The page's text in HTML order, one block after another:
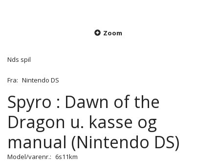
Zoom
Nds spil
Fra: Nintendo DS
Spyro : Dawn of the
Dragon u. kasse og
manual (Nintendo DS)
Model/varenr.: 6s11km